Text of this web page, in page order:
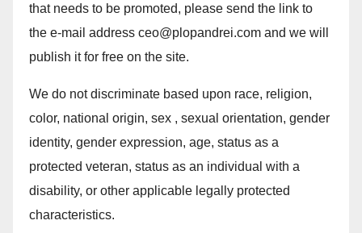
that needs to be promoted, please send the link to
the e-mail address ceo@plopandrei.com and we will
publish it for free on the site.
We do not discriminate based upon race, religion,
color, national origin, sex , sexual orientation, gender
identity, gender expression, age, status as a
protected veteran, status as an individual with a
disability, or other applicable legally protected
characteristics.